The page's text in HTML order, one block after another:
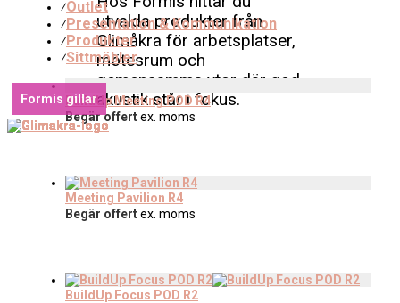
utvalda produkter från
Glimåkra för arbetsplatser,
mötesrum och
gemensamma ytor där god
akustik står i fokus.
⁄Outlet
⁄Presentation & Kommunikation
⁄Produkter
⁄Sittmöbler
BuildUp Meeting POD R4
Begär offertex. moms
Meeting Pavilion R4
Begär offertex. moms
BuildUp Focus POD R2
Formis gillar